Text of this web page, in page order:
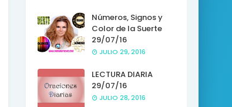
Números, Signos y
Color de la Suerte
29/07/16
JULIO 29, 2016
LECTURA DIARIA
29/07/16
JULIO 28, 2016